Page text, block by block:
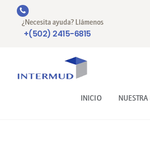
¿Necesita ayuda? Llámenos
+(502) 2415-6815
INICIO NUESTRA